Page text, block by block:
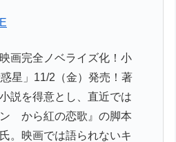
画完全ノベライズ化！小
星」11/2（金）発売！著
説を得意とし、直近では
から紅の恋歌』の脚本
。映画では語られないキ